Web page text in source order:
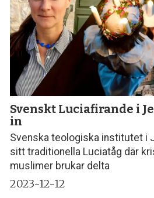
Svenskt Luciafirande i
in
Svenska teologiska institutet i
sitt traditionella Luciatåg där
muslimer brukar delta
2023-12-12